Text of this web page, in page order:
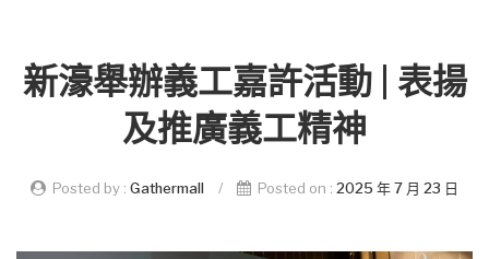
新濠舉辦義工嘉許活動 | 表揚
及推廣義工精神
Posted by : Gathermall / Posted on : 2025 年 7 月 23 日